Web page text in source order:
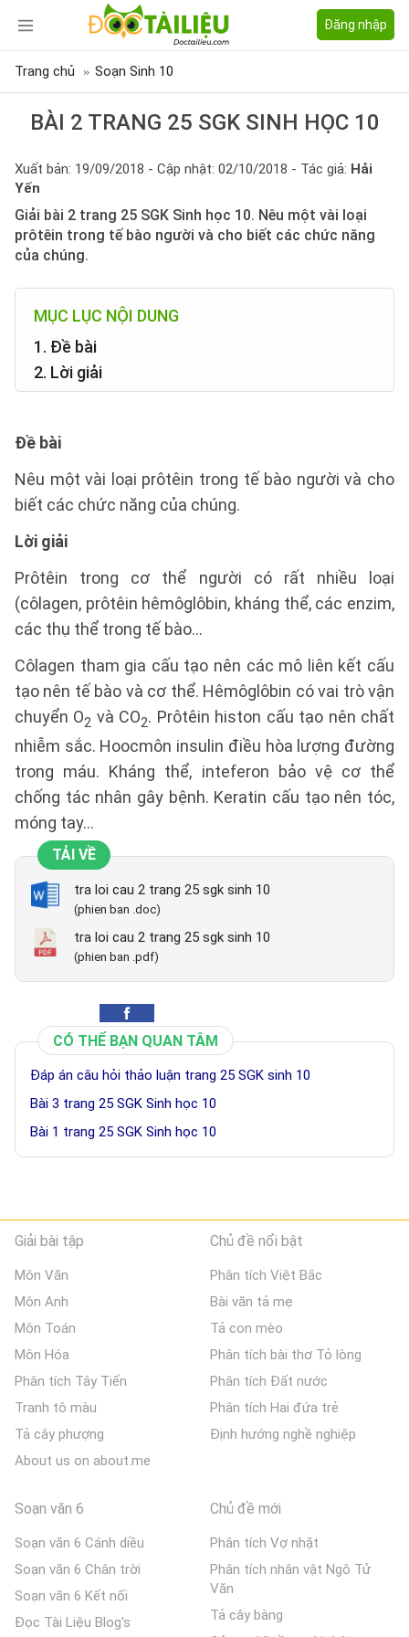
Đăng nhập
Trang chủ Soạn Sinh 10
BÀI 2 TRANG 25 SGK SINH HỌC 10
Xuất bản: 19/09/2018 - Cập nhật: 02/10/2018 - Tác giả: Hải
Yến
Giải bài 2 trang 25 SGK Sinh học 10. Nêu một vài loại
prôtêin trong tế bào người và cho biết các chức năng
của chúng.
MỤC LỤC NỘI DUNG
1. Đề bài
2. Lời giải
Đề bài
Nêu một vài loại prôtêin trong tế bào người và cho
biết các chức năng của chúng.
Lời giải
Prôtêin trong cơ thể người có rất nhiều loại
(côlagen, prôtêin hêmôglôbin, kháng thể, các enzim,
các thụ thể trong tế bào...
Côlagen tham gia cấu tạo nên các mô liên kết cấu
tạo nên tế bào và cơ thể. Hêmôglôbin có vai trò vận
chuyển O2 và CO2. Prôtêin histon cấu tạo nên chất
nhiễm sắc. Hoocmôn insulin điều hòa lượng đường
trong máu. Kháng thể, inteferon bảo vệ cơ thể
chống tác nhân gây bệnh. Keratin cấu tạo nên tóc,
móng tay…
TẢI VỀ
tra loi cau 2 trang 25 sgk sinh 10
(phien ban .doc)
tra loi cau 2 trang 25 sgk sinh 10
(phien ban .pdf)
CÓ THỂ BẠN QUAN TÂM
Đáp án câu hỏi thảo luận trang 25 SGK sinh 10
Bài 3 trang 25 SGK Sinh học 10
Bài 1 trang 25 SGK Sinh học 10
Giải bài tập
Môn Văn
Môn Anh
Môn Toán
Môn Hóa
Phân tích Tây Tiến
Tranh tô màu
Tả cây phượng
About us on about.me
Chủ đề nổi bật
Phân tích Việt Bắc
Bài văn tả mẹ
Tả con mèo
Phân tích bài thơ Tỏ lòng
Phân tích Đất nước
Phân tích Hai đứa trẻ
Định hướng nghề nghiệp
Soạn văn 6
Soạn văn 6 Cánh diều
Soạn văn 6 Chân trời
Soạn văn 6 Kết nối
Đọc Tài Liệu Blog's
Chủ đề mới
Phân tích Vợ nhặt
Phân tích nhân vật Ngô Tử
Văn
Tả cây bàng